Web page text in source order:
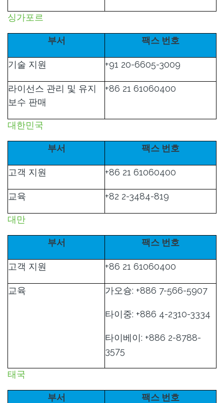
싱가포르
부서 팩스 번호
기술 지원 +91 20-6605-3009
라이선스 관리 및 유지
보수 판매
+86 21 61060400
대한민국
부서 팩스 번호
고객 지원 +86 21 61060400
교육 +82 2-3484-819
대만
부서 팩스 번호
고객 지원 +86 21 61060400
교육 가오슝: +886 7-566-5907
타이중: +886 4-2310-3334
타이베이: +886 2-8788-
3575
태국
부서 팩스 번호